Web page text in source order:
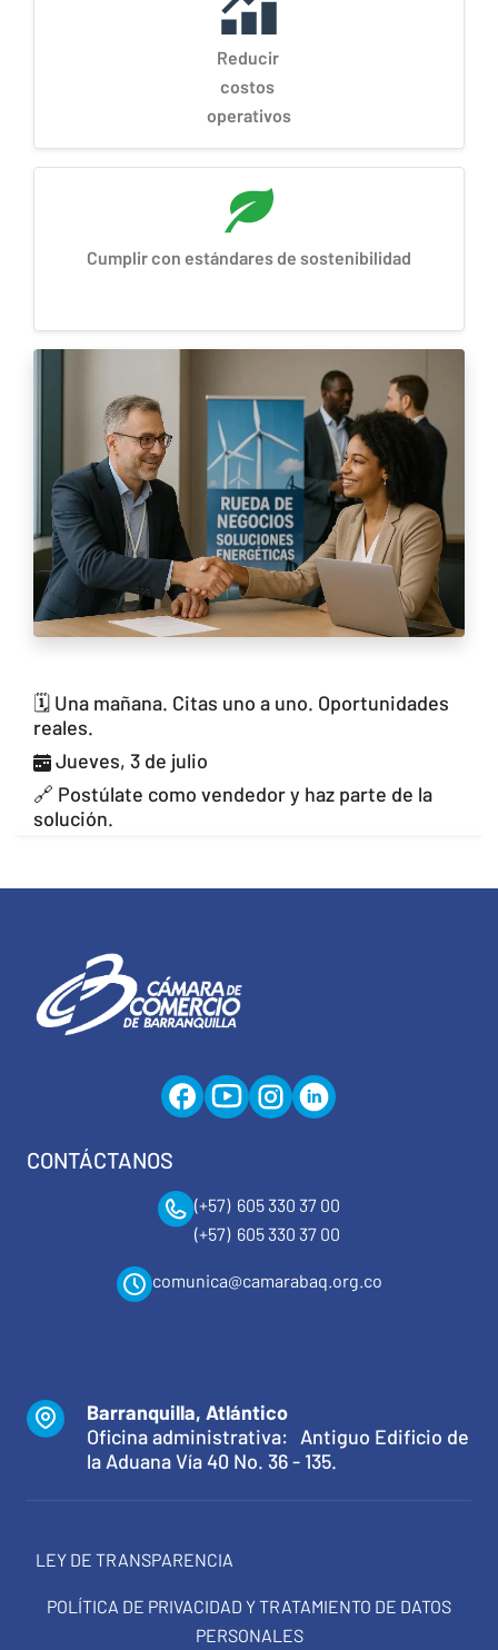
Reducir
costos
operativos
Cumplir con estándares de sostenibilidad
🗓️ Una mañana. Citas uno a uno. Oportunidades
reales.
Jueves, 3 de julio
🔗 Postúlate como vendedor y haz parte de la
solución.
CONTÁCTANOS
(+57) 605 330 37 00
(+57) 605 330 37 00
comunica@camarabaq.org.co
Barranquilla, Atlántico
Oficina administrativa: Antiguo Edificio de
la Aduana Vía 40 No. 36 - 135.
LEY DE TRANSPARENCIA
POLÍTICA DE PRIVACIDAD Y TRATAMIENTO DE DATOS
PERSONALES